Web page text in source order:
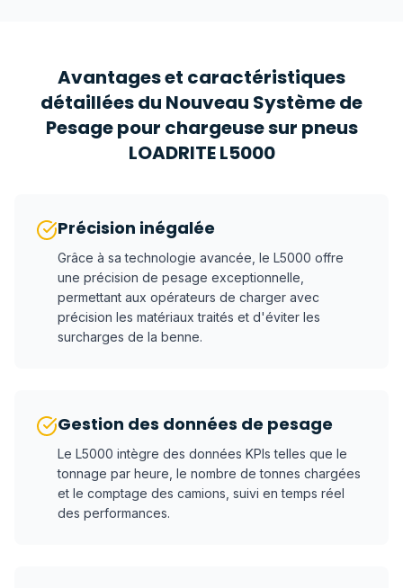
Avantages et caractéristiques
détaillées du Nouveau Système de
Pesage pour chargeuse sur pneus
LOADRITE L5000
Précision inégalée
Grâce à sa technologie avancée, le L5000 offre
une précision de pesage exceptionnelle,
permettant aux opérateurs de charger avec
précision les matériaux traités et d'éviter les
surcharges de la benne.
Gestion des données de pesage
Le L5000 intègre des données KPIs telles que le
tonnage par heure, le nombre de tonnes chargées
et le comptage des camions, suivi en temps réel
des performances.